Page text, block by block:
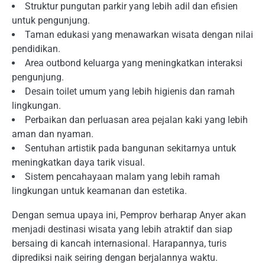
Struktur pungutan parkir yang lebih adil dan efisien
untuk pengunjung.
Taman edukasi yang menawarkan wisata dengan nilai
pendidikan.
Area outbond keluarga yang meningkatkan interaksi
pengunjung.
Desain toilet umum yang lebih higienis dan ramah
lingkungan.
Perbaikan dan perluasan area pejalan kaki yang lebih
aman dan nyaman.
Sentuhan artistik pada bangunan sekitarnya untuk
meningkatkan daya tarik visual.
Sistem pencahayaan malam yang lebih ramah
lingkungan untuk keamanan dan estetika.
Dengan semua upaya ini, Pemprov berharap Anyer akan
menjadi destinasi wisata yang lebih atraktif dan siap
bersaing di kancah internasional. Harapannya, turis
diprediksi naik seiring dengan berjalannya waktu.